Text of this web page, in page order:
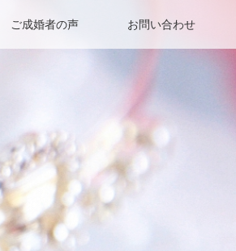
ご成婚者の声 お問い合わせ